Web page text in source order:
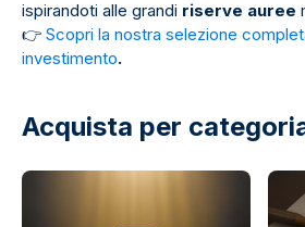
ispirandoti alle grandi riserve auree
👉 Scopri la nostra selezione
investimento.
Acquista per